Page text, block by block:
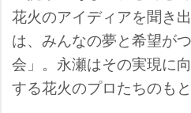
花火のアイディアを聞き
は、みんなの夢と希望が
会」。永瀬はその実現に
する花火のプロたちのもと